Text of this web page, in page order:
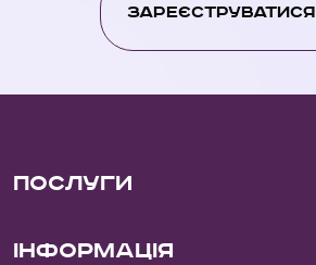
Зареєструватися
Послуги
Інформація